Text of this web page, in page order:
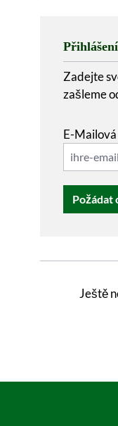
Zadejte
zašleme
E-
Požádat
Ještě